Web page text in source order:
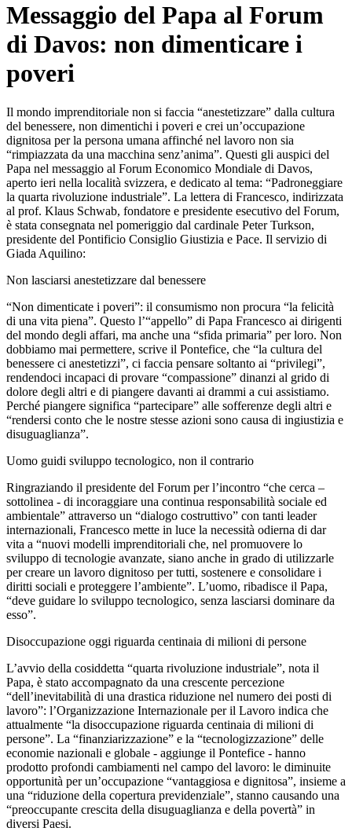
Messaggio del Papa al Forum
di Davos: non dimenticare i
poveri
Il mondo imprenditoriale non si faccia “anestetizzare” dalla cultura
del benessere, non dimentichi i poveri e crei un’occupazione
dignitosa per la persona umana affinché nel lavoro non sia
“rimpiazzata da una macchina senz’anima”. Questi gli auspici del
Papa nel messaggio al Forum Economico Mondiale di Davos,
aperto ieri nella località svizzera, e dedicato al tema: “Padroneggiare
la quarta rivoluzione industriale”. La lettera di Francesco, indirizzata
al prof. Klaus Schwab, fondatore e presidente esecutivo del Forum,
è stata consegnata nel pomeriggio dal cardinale Peter Turkson,
presidente del Pontificio Consiglio Giustizia e Pace. Il servizio di
Giada Aquilino:
Non lasciarsi anestetizzare dal benessere
“Non dimenticate i poveri”: il consumismo non procura “la felicità
di una vita piena”. Questo l’“appello” di Papa Francesco ai dirigenti
del mondo degli affari, ma anche una “sfida primaria” per loro. Non
dobbiamo mai permettere, scrive il Pontefice, che “la cultura del
benessere ci anestetizzi”, ci faccia pensare soltanto ai “privilegi”,
rendendoci incapaci di provare “compassione” dinanzi al grido di
dolore degli altri e di piangere davanti ai drammi a cui assistiamo.
Perché piangere significa “partecipare” alle sofferenze degli altri e
“rendersi conto che le nostre stesse azioni sono causa di ingiustizia e
disuguaglianza”.
Uomo guidi sviluppo tecnologico, non il contrario
Ringraziando il presidente del Forum per l’incontro “che cerca –
sottolinea - di incoraggiare una continua responsabilità sociale ed
ambientale” attraverso un “dialogo costruttivo” con tanti leader
internazionali, Francesco mette in luce la necessità odierna di dar
vita a “nuovi modelli imprenditoriali che, nel promuovere lo
sviluppo di tecnologie avanzate, siano anche in grado di utilizzarle
per creare un lavoro dignitoso per tutti, sostenere e consolidare i
diritti sociali e proteggere l’ambiente”. L’uomo, ribadisce il Papa,
“deve guidare lo sviluppo tecnologico, senza lasciarsi dominare da
esso”.
Disoccupazione oggi riguarda centinaia di milioni di persone
L’avvio della cosiddetta “quarta rivoluzione industriale”, nota il
Papa, è stato accompagnato da una crescente percezione
“dell’inevitabilità di una drastica riduzione nel numero dei posti di
lavoro”: l’Organizzazione Internazionale per il Lavoro indica che
attualmente “la disoccupazione riguarda centinaia di milioni di
persone”. La “finanziarizzazione” e la “tecnologizzazione” delle
economie nazionali e globale - aggiunge il Pontefice - hanno
prodotto profondi cambiamenti nel campo del lavoro: le diminuite
opportunità per un’occupazione “vantaggiosa e dignitosa”, insieme a
una “riduzione della copertura previdenziale”, stanno causando una
“preoccupante crescita della disuguaglianza e della povertà” in
diversi Paesi.